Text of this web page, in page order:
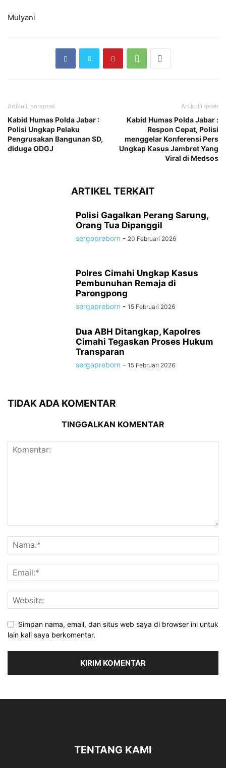
Mulyani
Artikulli paraprak
Kabid Humas Polda Jabar :
Polisi Ungkap Pelaku
Pengrusakan Bangunan SD,
diduga ODGJ
Artikulli tjetër
Kabid Humas Polda Jabar :
Respon Cepat, Polisi
menggelar Konferensi Pers
Ungkap Kasus Jambret Yang
Viral di Medsos
ARTIKEL TERKAIT
Polisi Gagalkan Perang Sarung,
Orang Tua Dipanggil
sergapreborn - 20 Februari 2026
Polres Cimahi Ungkap Kasus
Pembunuhan Remaja di
Parongpong
sergapreborn - 15 Februari 2026
Dua ABH Ditangkap, Kapolres
Cimahi Tegaskan Proses Hukum
Transparan
sergapreborn - 15 Februari 2026
TIDAK ADA KOMENTAR
TINGGALKAN KOMENTAR
Simpan nama, email, dan situs web saya di browser ini untuk
lain kali saya berkomentar.
TENTANG KAMI